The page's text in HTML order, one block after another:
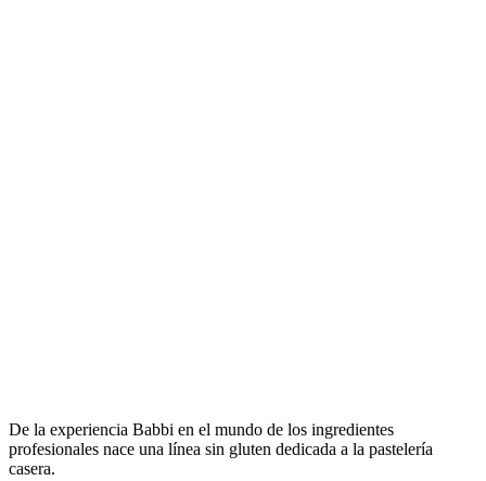
De la experiencia Babbi en el mundo de los ingredientes
profesionales nace una línea sin gluten dedicada a la pastelería
casera.